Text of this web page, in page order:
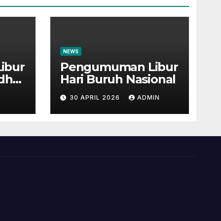
NEWS
Pengumuman Libur
Hari Buruh Nasional
30 APRIL 2026 ADMIN